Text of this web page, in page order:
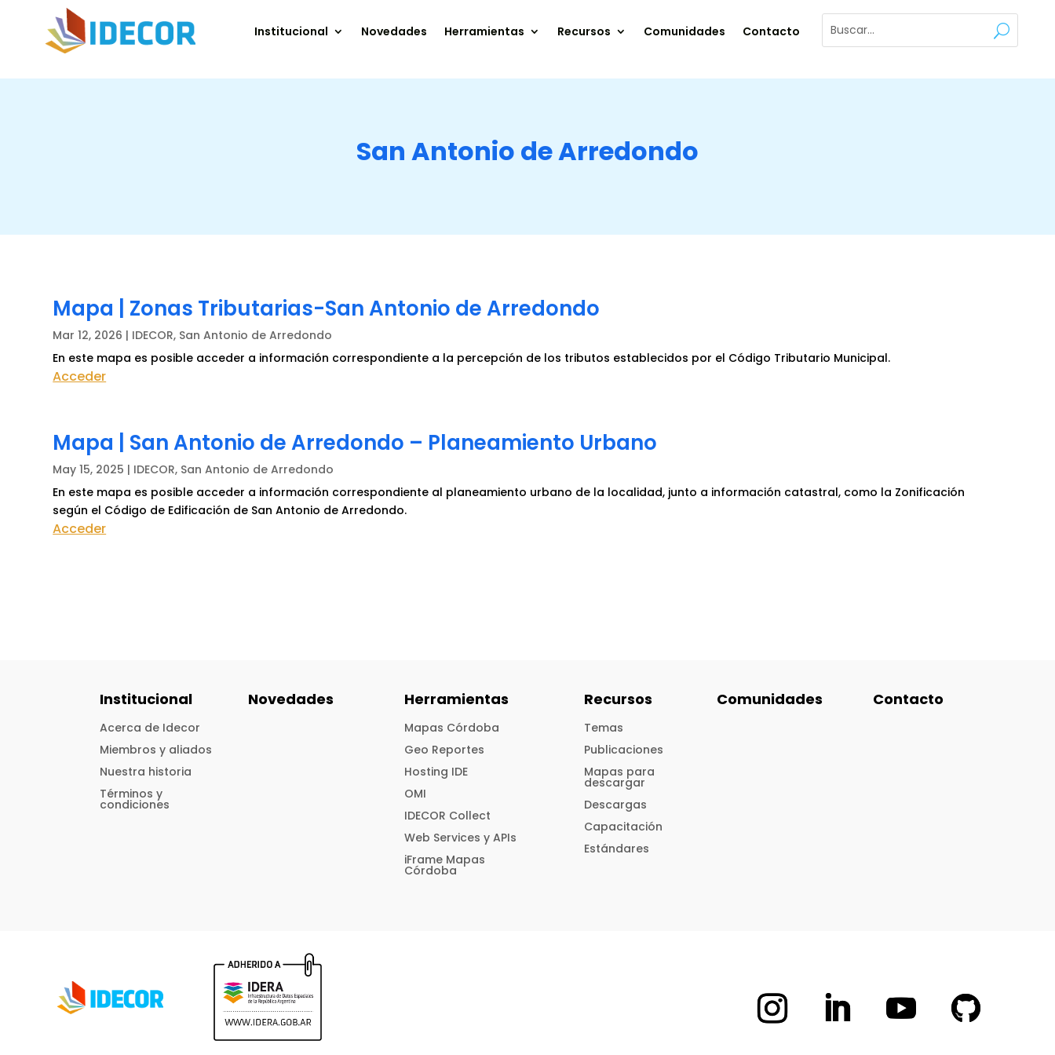
Institucional Novedades Herramientas Recursos Comunidades Contacto
San Antonio de Arredondo
Mapa | Zonas Tributarias-San Antonio de Arredondo
Mar 12, 2026 | IDECOR, San Antonio de Arredondo
En este mapa es posible acceder a información correspondiente a la percepción de los tributos establecidos por el Código Tributario Municipal.
Acceder
Mapa | San Antonio de Arredondo – Planeamiento Urbano
May 15, 2025 | IDECOR, San Antonio de Arredondo
En este mapa es posible acceder a información correspondiente al planeamiento urbano de la localidad, junto a información catastral, como la Zonificación
según el Código de Edificación de San Antonio de Arredondo.
Acceder
Institucional
Acerca de Idecor
Miembros y aliados
Nuestra historia
Términos y
condiciones
Novedades Herramientas
Mapas Córdoba
Geo Reportes
Hosting IDE
OMI
IDECOR Collect
Web Services y APIs
iFrame Mapas
Córdoba
Recursos
Temas
Publicaciones
Mapas para
descargar
Descargas
Capacitación
Estándares
Comunidades Contacto